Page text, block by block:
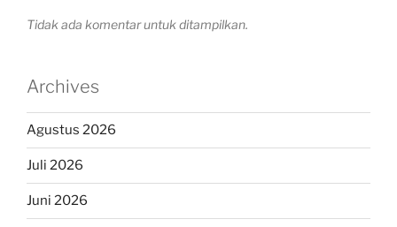
Tidak ada komentar untuk ditampilkan.
Archives
Agustus 2026
Juli 2026
Juni 2026